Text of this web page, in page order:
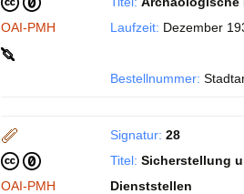
OAI-PMH
Laufzeit: Dezember
Bestellnummer:
OAI-PMH
Signatur: 28
Titel: Sicherstellung
Dienststellen